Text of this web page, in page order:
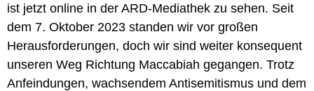
ist jetzt online in der ARD-Mediathek zu sehen. Seit
dem 7. Oktober 2023 standen wir vor großen
Herausforderungen, doch wir sind weiter konsequent
unseren Weg Richtung Maccabiah gegangen. Trotz
Anfeindungen, wachsendem Antisemitismus und dem